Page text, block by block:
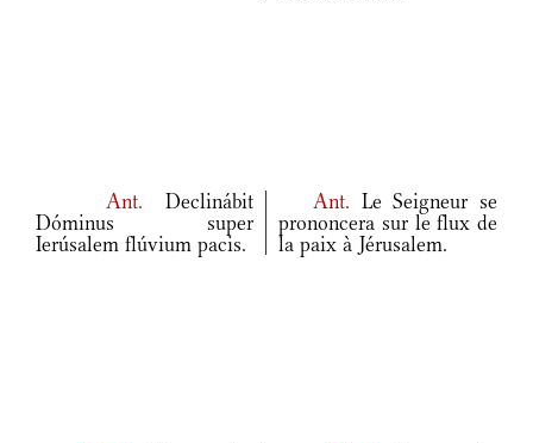
Ant. Declinábit
Dóminus super
Ierúsalem flúvium pacis.
Ant. Le Seigneur se
prononcera sur le flux de
la paix à Jérusalem.